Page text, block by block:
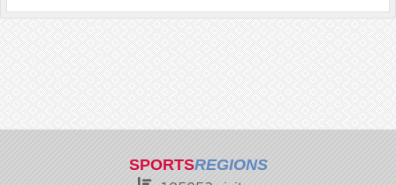
SPORTSREGIONS